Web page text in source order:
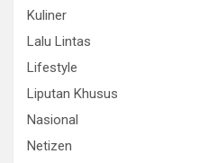
Kuliner
Lalu Lintas
Lifestyle
Liputan Khusus
Nasional
Netizen